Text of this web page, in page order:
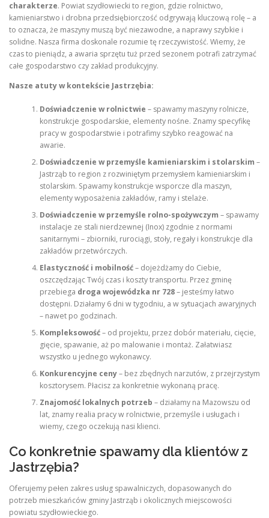
charakterze. Powiat szydłowiecki to region, gdzie rolnictwo,
kamieniarstwo i drobna przedsiębiorczość odgrywają kluczową rolę – a
to oznacza, że maszyny muszą być niezawodne, a naprawy szybkie i
solidne. Nasza firma doskonale rozumie tę rzeczywistość. Wiemy, że
czas to pieniądz, a awaria sprzętu tuż przed sezonem potrafi zatrzymać
całe gospodarstwo czy zakład produkcyjny.
Nasze atuty w kontekście Jastrzębia:
Doświadczenie w rolnictwie – spawamy maszyny rolnicze,
konstrukcje gospodarskie, elementy nośne. Znamy specyfikę
pracy w gospodarstwie i potrafimy szybko reagować na
awarie.
Doświadczenie w przemyśle kamieniarskim i stolarskim –
Jastrząb to region z rozwiniętym przemysłem kamieniarskim i
stolarskim. Spawamy konstrukcje wsporcze dla maszyn,
elementy wyposażenia zakładów, ramy i stelaże.
Doświadczenie w przemyśle rolno-spożywczym – spawamy
instalacje ze stali nierdzewnej (Inox) zgodnie z normami
sanitarnymi – zbiorniki, rurociągi, stoły, regały i konstrukcje dla
zakładów przetwórczych.
Elastyczność i mobilność– dojeżdżamy do Ciebie,
oszczędzając Twój czas i koszty transportu. Przez gminę
przebiega droga wojewódzka nr 728– jesteśmy łatwo
dostępni. Działamy 6 dni w tygodniu, a w sytuacjach awaryjnych
– nawet po godzinach.
Kompleksowość– od projektu, przez dobór materiału, cięcie,
gięcie, spawanie, aż po malowanie i montaż. Załatwiasz
wszystko u jednego wykonawcy.
Konkurencyjne ceny– bez zbędnych narzutów, z przejrzystym
kosztorysem. Płacisz za konkretnie wykonaną pracę.
Znajomość lokalnych potrzeb – działamy na Mazowszu od
lat, znamy realia pracy w rolnictwie, przemyśle i usługach i
wiemy, czego oczekują nasi klienci.
Co konkretnie spawamy dla klientów z
Jastrzębia?
Oferujemy pełen zakres usług spawalniczych, dopasowanych do
potrzeb mieszkańców gminy Jastrząb i okolicznych miejscowości
powiatu szydłowieckiego.